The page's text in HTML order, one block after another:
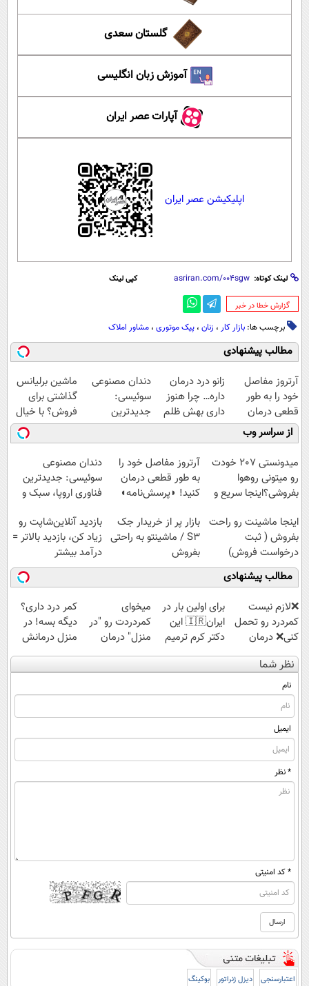
گلستان سعدی
آموزش زبان انگلیسی
آپارات عصر ایران
اپلیکیشن عصر ایران
لینک کوتاه: کپی لینک
‌گزارش خطا در خبر
برچسب ها: بازار کار ، زنان ، پیک موتوری ، مشاور املاک
مطالب پیشنهادی
آرتروز مفاصل
خود را به طور
قطعی درمان
کنید!
◗پرسش‌نامه◖
زانو درد درمان
داره… چرا هنوز
داری بهش ظلم
می‌کنی؟
دندان مصنوعی
سوئیسی:
جدیدترین
فناوری اروپا،
سبک و مقاوم |
پرداخت قسطی
ماشین برلیانس
گذاشتی برای
فروش؟ با خیال
راحت بفروش
از سراسر وب
میدونستی 207 خودت
رو میتونی روهوا
بفروشی؟اینجا سریع و
آرتروز مفاصل خود را
به طور قطعی درمان
کنید! ◗پرسش‌نامه◖
دندان مصنوعی
سوئیسی: جدیدترین
فناوری اروپا، سبک و
قسطی
اینجا ماشینت رو راحت
بفروش ( ثبت
درخواست فروش)
بازار پر از خریدار جک
S3 / ماشینتو به راحتی
بفروش
بازدید آنلاین‌شاپت رو
زیاد کن، بازدید بالاتر =
درآمد بیشتر
مطالب پیشنهادی
❌لازم نیست
کمردرد رو تحمل
کنی❌ درمان
بدون جراحی و
قرص
(پرسشنامه)
برای اولین بار در
ایران🇮🇷 این
دکتر کرم ترمیم
کننده 23 روزه
ساخت!
میخوای
کمردردت رو "در
منزل" درمان
کنی؟ (◂فیلم +
◂پرسش‌نامه)
کمر درد داری؟
دیگه بسه! در
منزل درمانش
کن
(◀پرسش‌نامه)
نظر شما
نام
ایمیل
* نظر
* کد امنیتی
اعتبارسنجی دیزل ژنراتور بوکینگ